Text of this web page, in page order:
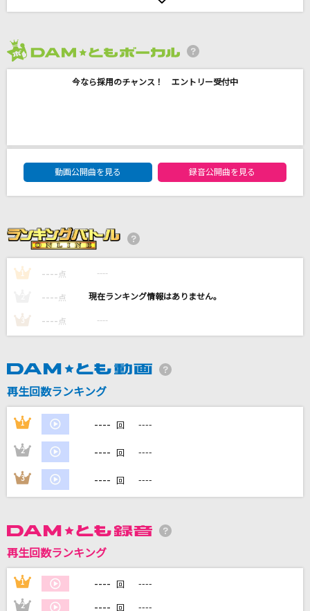
Cry Baby
I LOVE...
SixTONES
アポリア
Pretender
石川ひとみ
カラオケ最新情報をチェック！
今なら採用のチャンス！ エントリー受付中
DAM★ともボーカルエントリーランキング
動画公開曲を見る
録音公開曲を見る
1 ---- 点 ----
---- 点 ----
3 ---- 点 ----
再生回数ランキング
1 ---- 回 ----
2 ---- 回 ----
3 ---- 回 ----
再生回数ランキング
1 ---- 回 ----
2 ---- 回 ----